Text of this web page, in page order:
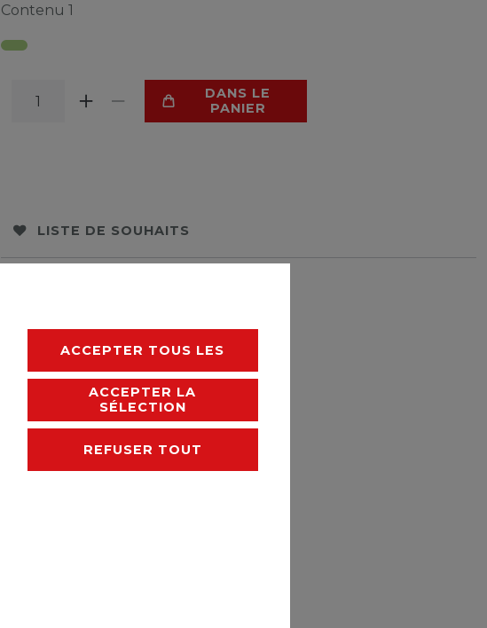
Contenu 1
DANS LE
PANIER
LISTE DE SOUHAITS
ACCEPTER TOUS LES
ACCEPTER LA
SÉLECTION
REFUSER TOUT